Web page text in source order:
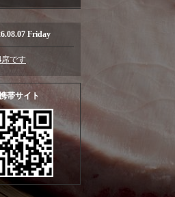
Friday
です
帯サイト